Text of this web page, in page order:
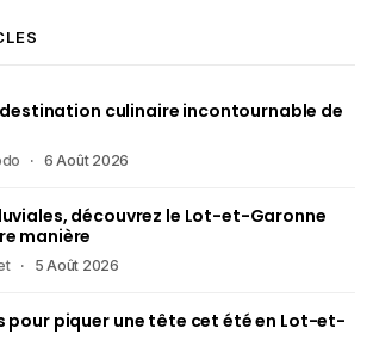
destination culinaire incontournable de
6 Août 2026
découvrez le Lot-et-Garonne
manière
5 Août 2026
pour piquer une tête cet été en Lot-et-